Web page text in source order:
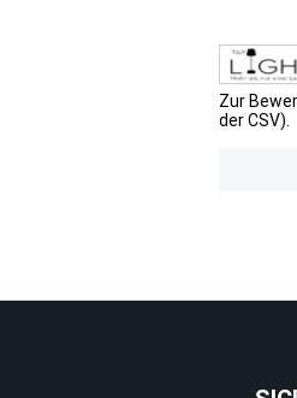
Zur
der CSV).